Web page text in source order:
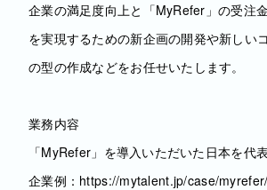
企業の満足度向上と「MyRefer」の受注
を実現するための新企画の開発や新しい
の型の作成などをお任せいたします。
業務内容
「MyRefer」を導入いただいた日本を代
企業例：https://mytalent.jp/case/